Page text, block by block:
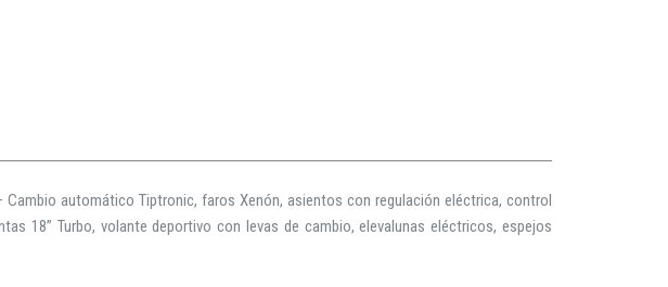
automático Tiptronic, faros Xenón, asientos con regulación eléctrica, control
18” Turbo, volante deportivo con levas de cambio, elevalunas eléctricos, espejos